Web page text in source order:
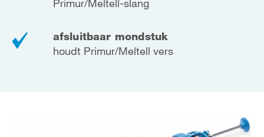
Primur/Meltell-slang
afsluitbaar mondstuk
houdt Primur/Meltell vers